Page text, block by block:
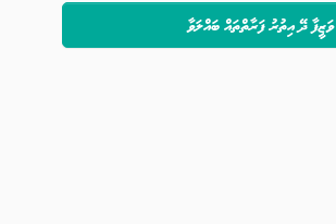
ވަޒީފާ ދޭ އިތުރު ފަރާތްތައް ބައްލަވާ